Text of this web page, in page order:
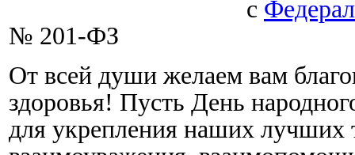
с
№ 201-ФЗ
От всей души желаем вам
здоровья! Пусть День
для укрепления наших лучших